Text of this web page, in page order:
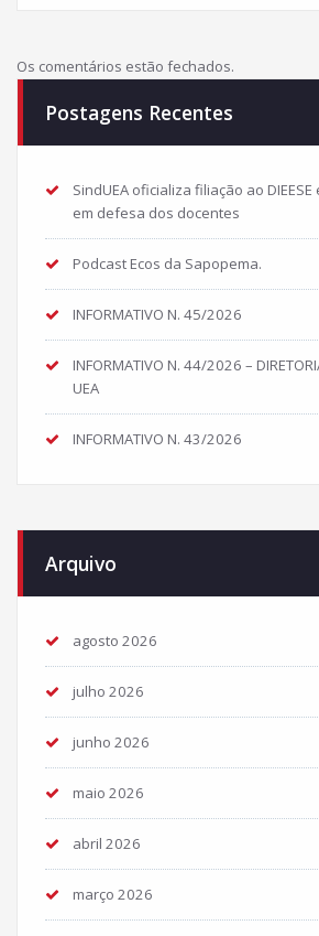
Os comentários estão fechados.
Postagens Recentes
SindUEA oficializa filiação ao
em defesa dos docentes
Podcast Ecos da Sapopema.
INFORMATIVO N. 45/2026
INFORMATIVO N. 44/2026 –
UEA
INFORMATIVO N. 43/2026
Arquivo
agosto 2026
julho 2026
junho 2026
maio 2026
abril 2026
março 2026